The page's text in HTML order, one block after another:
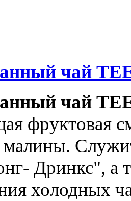
чай
чай
фруктовая
Дринкс", а
холодных